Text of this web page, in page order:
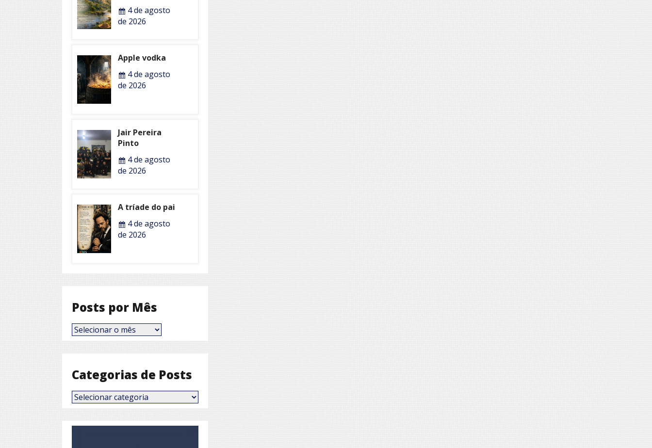
4 de agosto
de 2026
Apple vodka
4 de agosto
de 2026
Jair Pereira
Pinto
4 de agosto
de 2026
A tríade do pai
4 de agosto
de 2026
Posts por Mês
Posts
por
Categorias de Posts
Categorias
de